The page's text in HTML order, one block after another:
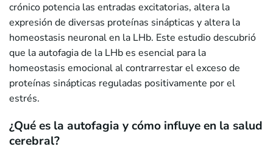
crónico potencia las entradas excitatorias, altera la
expresión de diversas proteínas sinápticas y altera la
homeostasis neuronal en la LHb. Este estudio descubrió
que la autofagia de la LHb es esencial para la
homeostasis emocional al contrarrestar el exceso de
proteínas sinápticas reguladas positivamente por el
estrés.
¿Qué es la autofagia y cómo influye en la salud
cerebral?